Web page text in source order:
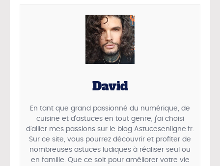
David
En tant que grand passionné du numérique, de
cuisine et d’astuces en tout genre, j’ai choisi
d’allier mes passions sur le blog Astucesenligne.fr.
Sur ce site, vous pourrez découvrir et profiter de
nombreuses astuces ludiques à réaliser seul ou
en famille. Que ce soit pour améliorer votre vie